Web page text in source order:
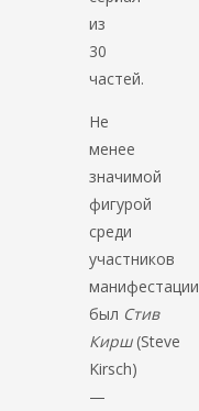
из
30
частей.
Не
менее
значимой
фигурой
среди
участников
манифестации
был Стив
Кирш(Steve
Kirsch)
—